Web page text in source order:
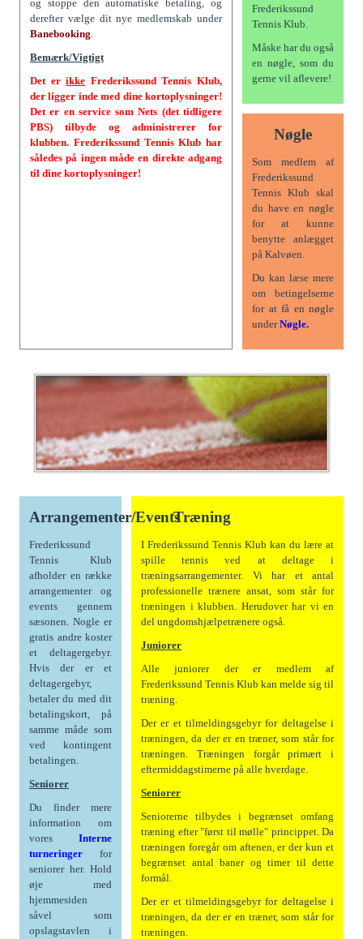
og stoppe den automatiske betaling, og
derefter vælge dit nye medlemskab under
Banebooking.
Bemærk/Vigtigt
Det erikke Frederikssund Tennis Klub,
der ligger inde med dine kortoplysninger!
Det er en service som Nets (det tidligere
PBS) tilbyde og administrerer for
klubben. Frederikssund Tennis Klub har
således på ingen måde en direkte adgang
til dine kortoplysninger!
Frederikssund
Tennis Klub.
Måske har du også
en nøgle, som du
gerne vil aflevere!
Nøgle
Som medlem af
Frederikssund
Tennis Klub skal
du have en nøgle
for at kunne
benytte anlægget
på Kalvøen.
Du kan læse mere
om betingelserne
for at få en nøgle
underNøgle.
Arrangementer/Events
Frederikssund
Tennis Klub
afholder en række
arrangementer og
events gennem
sæsonen. Nogle er
gratis andre koster
et deltagergebyr.
Hvis der er et
deltagergebyr,
betaler du med dit
betalingskort, på
samme måde som
ved kontingent
betalingen.
Seniorer
Du finder mere
information om
vores Interne
turneringer for
seniorer her. Hold
øje med
hjemmesiden
såvel som
opslagstavlen i
Træning
I Frederikssund Tennis Klub kan du lære at
spille tennis ved at deltage i
træningsarrangementer. Vi har et antal
professionelle trænere ansat, som står for
træningen i klubben. Herudover har vi en
del ungdomshjælpetrænere også.
Juniorer
Alle juniorer der er medlem af
Frederikssund Tennis Klub kan melde sig til
træning.
Der er et tilmeldingsgebyr for deltagelse i
træningen, da der er en træner, som står for
træningen. Træningen forgår primært i
eftermiddagstimerne på alle hverdage.
Seniorer
Seniorerne tilbydes i begrænset omfang
træning efter "først til mølle" princippet. Da
træningen foregår om aftenen, er der kun et
begrænset antal baner og timer til dette
formål.
Der er et tilmeldingsgebyr for deltagelse i
træningen, da der er en træner, som står for
træningen.